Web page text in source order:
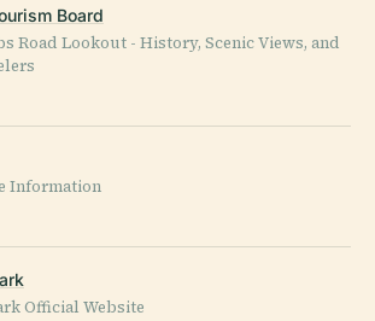
Board
Road Lookout - History, Scenic Views, and
Information
Official Website